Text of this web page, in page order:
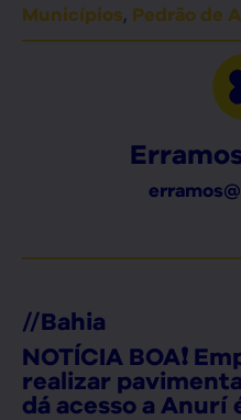
Municípios, Pedrão de
//Bahia
NOTÍCIA BOA❗
realizar
dá acesso a Anurí